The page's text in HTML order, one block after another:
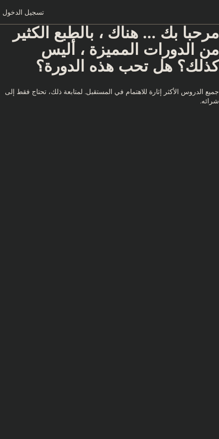
تسجيل الدخول
مرحبا بك ... هناك ، بالطبع الكثير
من الدورات المميزة ، أليس
كذلك؟ هل تحب هذه الدورة؟
جميع الدروس الأكثر إثارة للاهتمام في المستقبل. لمتابعة ذلك، تحتاج فقط إلى
شرائه.